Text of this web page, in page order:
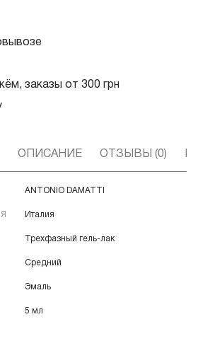
заказы от 300 грн
ОПИСАНИЕ ОТЗЫВЫ (0)
ANTONIO DAMATTI
Италия
Трехфазный гель-лак
Средний
Эмаль
5 мл